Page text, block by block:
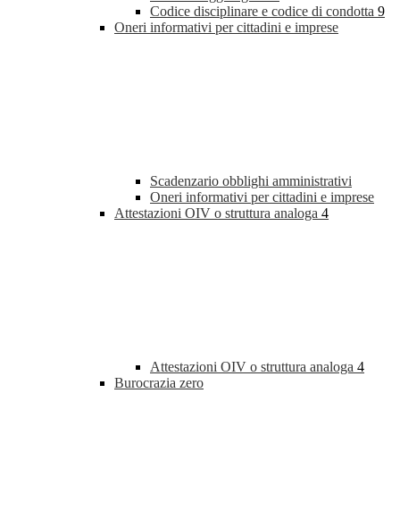
Codice disciplinare e codice di condotta 9
Oneri informativi per cittadini e imprese
Scadenzario obblighi amministrativi
Oneri informativi per cittadini e imprese
Attestazioni OIV o struttura analoga 4
Attestazioni OIV o struttura analoga 4
Burocrazia zero